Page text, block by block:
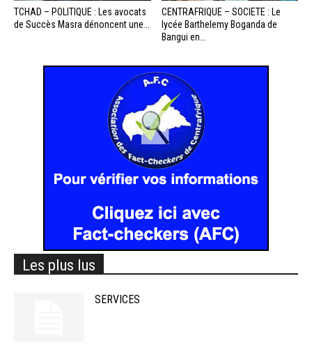
TCHAD – POLITIQUE : Les avocats
de Succès Masra dénoncent une...
CENTRAFRIQUE – SOCIETE : Le
lycée Barthelemy Boganda de
Bangui en...
Les plus lus
SERVICES